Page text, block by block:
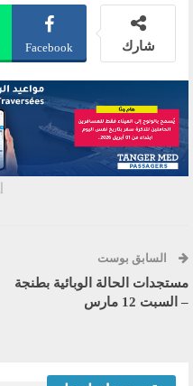
شارك Facebook
السابق بوست
مستجدات الحالة الوبائية بطنجة
– السبت 12 مارس